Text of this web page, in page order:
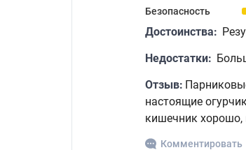
Безопасность
Достоинства:
Недостатки:
Отзыв:
настоящие
кишечник хорошо,
Комментировать